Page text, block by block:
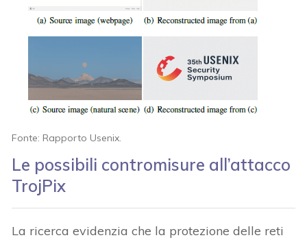
Fonte: Rapporto Usenix.
Le possibili contromisure all’attacco
TrojPix
La ricerca evidenzia che la protezione delle reti